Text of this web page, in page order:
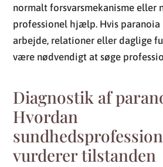
normalt forsvarsmekanisme eller
professionel hjælp. Hvis paranoia
arbejde, relationer eller daglige
være nødvendigt at søge
Diagnostik af
Hvordan
vurderer tilstanden